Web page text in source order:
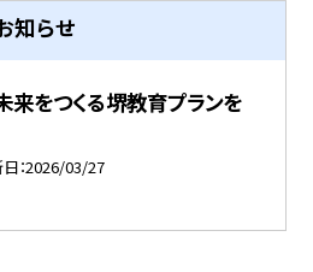
知らせ
つくる堺教育プランを
2026/03/27